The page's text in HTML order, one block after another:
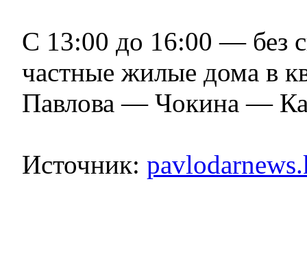
С 13:00 до 16:00 — без
частные жилые дома в
Павлова — Чокина —
Источник: